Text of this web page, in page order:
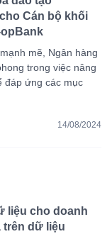
Cán bộ khối
mẽ, Ngân hàng
trong việc nâng
đáp ứng các mục
14/08/2024
liệu cho doanh
trên dữ liệu